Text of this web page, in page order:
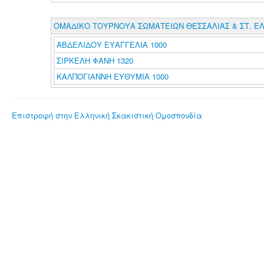
ΟΜΑΔΙΚΟ ΤΟΥΡΝΟΥΑ ΣΩΜΑΤΕΙΩΝ ΘΕΣΣΑΛΙΑΣ & ΣΤ.
ΑΒΔΕΛΙΔΟΥ ΕΥΑΓΓΕΛΙΑ 1000
ΣΙΡΚΕΛΗ ΦΑΝΗ 1320
ΚΑΛΠΟΓΙΑΝΝΗ ΕΥΘΥΜΙΑ 1000
Επιστροφή στην Ελληνική Σκακιστική Ομοσπονδία